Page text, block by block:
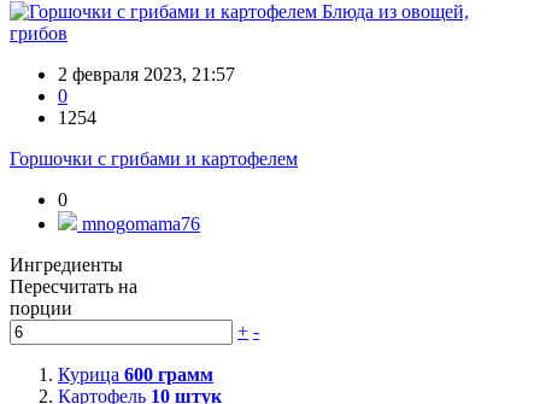
Блюда из овощей,
грибов
2 февраля 2023, 21:57
0
1254
Горшочки с грибами и картофелем
0
mnogomama76
Ингредиенты
Пересчитать на
порции
+ -
Курица 600 грамм
Картофель 10 штук